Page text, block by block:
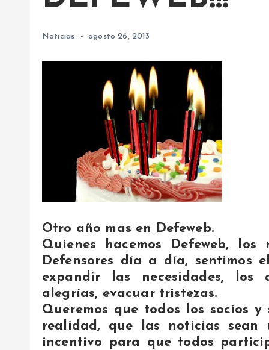
Noticias agosto 26, 2013
Otro año mas en Defeweb.
Quienes hacemos Defeweb,
Defensores día a día, sentimos
expandir las necesidades, los
alegrías, evacuar tristezas.
Queremos que todos los socios
realidad, que las noticias
incentivo para que todos